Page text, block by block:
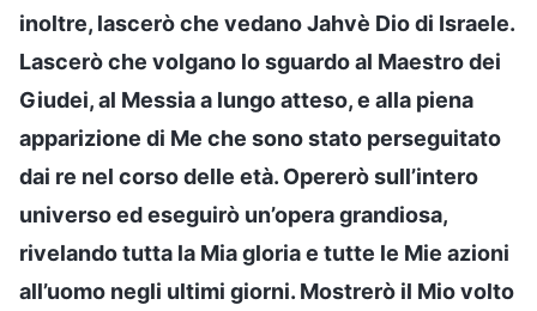
inoltre, lascerò che vedano Jahvè Dio di Israele.
Lascerò che volgano lo sguardo al Maestro dei
Giudei, al Messia a lungo atteso, e alla piena
apparizione di Me che sono stato perseguitato
dai re nel corso delle età. Opererò sull’intero
universo ed eseguirò un’opera grandiosa,
rivelando tutta la Mia gloria e tutte le Mie azioni
all’uomo negli ultimi giorni. Mostrerò il Mio volto